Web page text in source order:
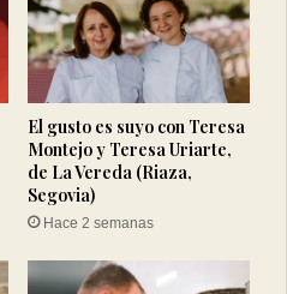
El gusto es suyo con Teresa
Montejo y Teresa Uriarte,
de La Vereda (Riaza,
Segovia)
Hace 2 semanas